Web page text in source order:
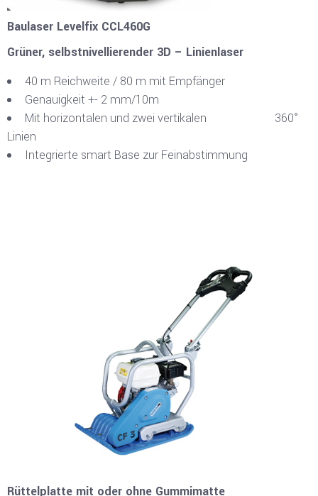
Baulaser Levelfix CCL460G
Grüner, selbstnivellierender 3D – Linienlaser
40 m Reichweite / 80 m mit Empfänger
Genauigkeit +- 2 mm/10m
Mit horizontalen und zwei vertikalen 360°
Linien
Integrierte smart Base zur Feinabstimmung
Rüttelplatte mit oder ohne Gummimatte